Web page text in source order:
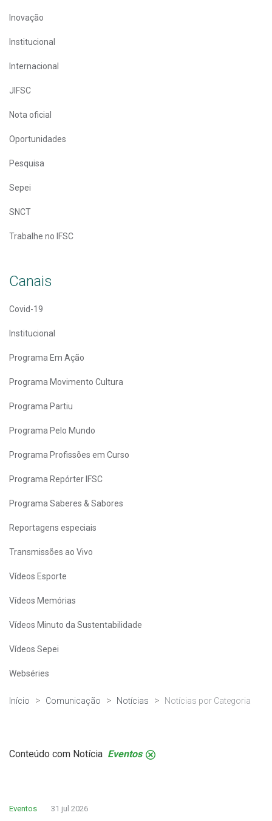
Inovação
Institucional
Internacional
JIFSC
Nota oficial
Oportunidades
Pesquisa
Sepei
SNCT
Trabalhe no IFSC
Canais
Covid-19
Institucional
Programa Em Ação
Programa Movimento Cultura
Programa Partiu
Programa Pelo Mundo
Programa Profissões em Curso
Programa Repórter IFSC
Programa Saberes & Sabores
Reportagens especiais
Transmissões ao Vivo
Vídeos Esporte
Vídeos Memórias
Vídeos Minuto da Sustentabilidade
Vídeos Sepei
Webséries
Início Comunicação Notícias Notícias por Categoria
Conteúdo com Notícia Eventos .
Eventos 31 jul 2026